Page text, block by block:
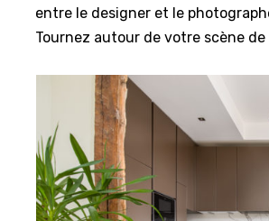
entre le designer et le
Tournez autour de votre scène